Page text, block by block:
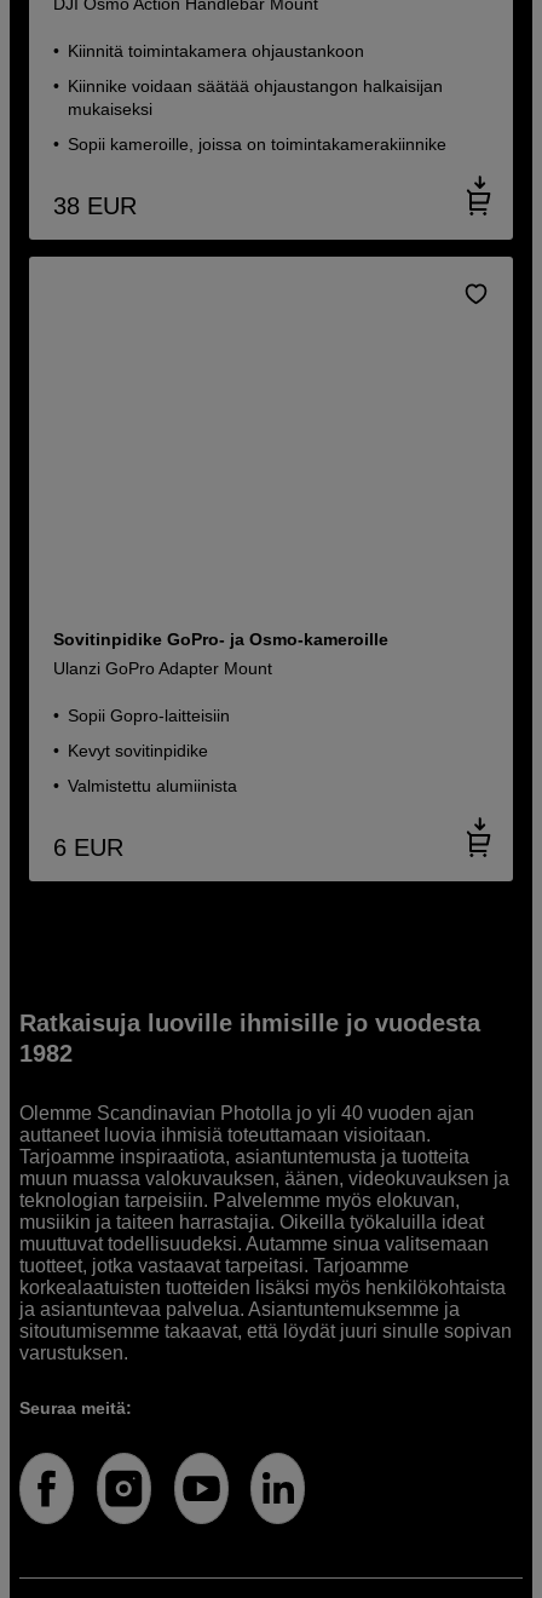
Kiinnitä toimintakamera ohjaustankoon
Kiinnike voidaan säätää ohjaustangon halkaisijan
mukaiseksi
Sopii kameroille, joissa on toimintakamerakiinnike
38 EUR
Sovitinpidike GoPro- ja Osmo-kameroille
Ulanzi GoPro Adapter Mount
Sopii Gopro-laitteisiin
Kevyt sovitinpidike
Valmistettu alumiinista
6 EUR
Ratkaisuja luoville ihmisille jo vuodesta
1982
Olemme Scandinavian Photolla jo yli 40 vuoden ajan
auttaneet luovia ihmisiä toteuttamaan visioitaan.
Tarjoamme inspiraatiota, asiantuntemusta ja tuotteita
muun muassa valokuvauksen, äänen, videokuvauksen ja
teknologian tarpeisiin. Palvelemme myös elokuvan,
musiikin ja taiteen harrastajia. Oikeilla työkaluilla ideat
muuttuvat todellisuudeksi. Autamme sinua valitsemaan
tuotteet, jotka vastaavat tarpeitasi. Tarjoamme
korkealaatuisten tuotteiden lisäksi myös henkilökohtaista
ja asiantuntevaa palvelua. Asiantuntemuksemme ja
sitoutumisemme takaavat, että löydät juuri sinulle sopivan
varustuksen.
Seuraa meitä: